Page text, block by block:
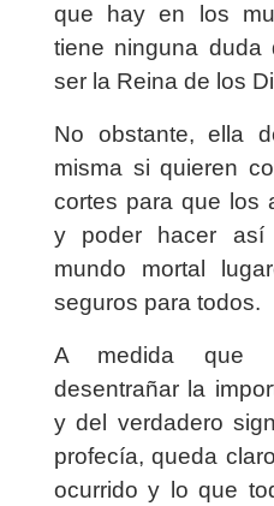
que hay en los
tiene ninguna
ser la Reina de los
No obstante, ella
misma si quieren
cortes para que los
y poder hacer así
mundo mortal
seguros para todos.
A medida que
desentrañar la
y del verdadero
profecía, queda
ocurrido y lo que